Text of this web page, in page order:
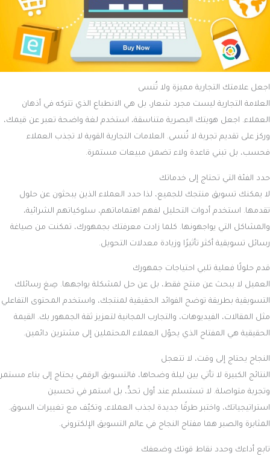
اجعل علامتك التجارية مميزة ولا تُنسى
العلامة التجارية ليست مجرد شعار، بل هي الانطباع الذي تتركه في أذهان
العملاء. اجعل هويتك البصرية متناسقة، استخدم لغة واضحة تعبر عن قيمك،
وركز على تقديم تجربة لا تُنسى. العلامات التجارية القوية لا تجذب العملاء
فحسب، بل تبني قاعدة ولاء تضمن مبيعات مستمرة.
حدد الفئة التي تحتاج إلى خدماتك
لا يمكنك تسويق منتجك للجميع، لذا حدد العملاء الذين يبحثون عن حلول
تقدمها. استخدم أدوات التحليل لفهم اهتماماتهم، سلوكياتهم الشرائية،
والمشاكل التي يواجهونها. كلما زادت معرفتك بجمهورك، تمكنت من صياغة
رسائل تسويقية أكثر تأثيرًا وزيادة معدلات التحويل.
قدم حلولًا فعلية تلبي احتياجات جمهورك
العميل لا يبحث عن منتج فقط، بل عن حل لمشكلة يواجهها. صِغ رسائلك
التسويقية بطريقة توضح الفوائد الحقيقية لمنتجك، واستخدم المحتوى التفاعلي
مثل المقالات، الفيديوهات، والتجارب المجانية لتعزيز ثقة الجمهور بك. القيمة
الحقيقية هي المفتاح الذي يحوّل العملاء المحتملين إلى مشترين دائمين.
النجاح يحتاج إلى وقت، لا تتعجل
النتائج الكبيرة لا تأتي بين ليلة وضحاها، فالتسويق الرقمي يحتاج إلى بناء مستمر
وتجربة متواصلة. لا تستسلم عند أول تحدٍّ، بل استمر في تحسين
استراتيجياتك، واختبر طرقًا جديدة لجذب العملاء، وتكيّف مع تغييرات السوق.
المثابرة والصبر هما مفتاح النجاح في عالم التسويق الإلكتروني.
تابع أداءك وحدد نقاط قوتك وضعفك